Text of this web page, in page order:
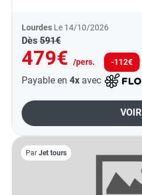
Lourdes Le 14/10/2026
Dès 591€
479€ /pers. -112€
Payable en 4x avec
VOIR
Par Jet tours